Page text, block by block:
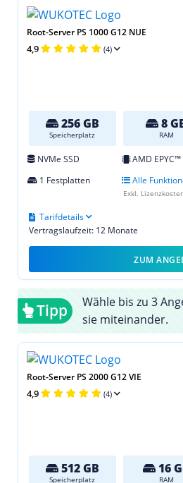
Root-Server PS 1000 G12 NUE
4,9 (4)
256 GB
Speicherplatz
8
RAM
NVMe SSD AMD EPYC™
1 Festplatten
Alle
Vertragslaufzeit: 12 Monate
Tarifdetails
Exkl.
ZUM
Tipp
Wähle bis zu 3
sie miteinander.
Root-Server PS 2000 G12 VIE
4,9 (4)
512 GB
Speicherplatz
16
RAM